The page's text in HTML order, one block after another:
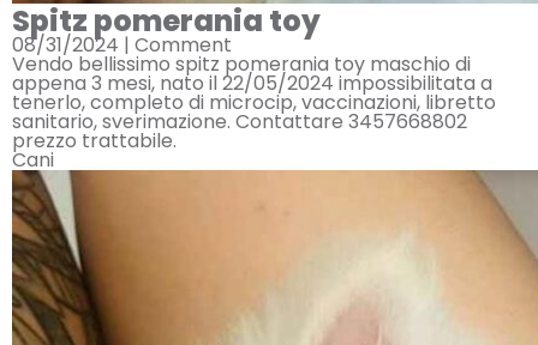
Spitz pomerania toy
08/31/2024 | Comment
Vendo bellissimo spitz pomerania toy maschio di
appena 3 mesi, nato il 22/05/2024 impossibilitata a
tenerlo, completo di microcip, vaccinazioni, libretto
sanitario, sverimazione. Contattare 3457668802
prezzo trattabile.
Cani